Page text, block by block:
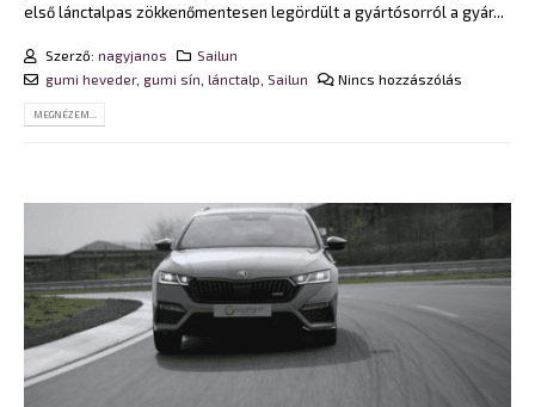
első lánctalpas zökkenőmentesen legördült a gyártósorról a gyár...
Szerző: nagyjanos
Sailun
gumi heveder, gumi sín lánctalp Sailun Nincs hozzászólás
MEGNÉZEM...